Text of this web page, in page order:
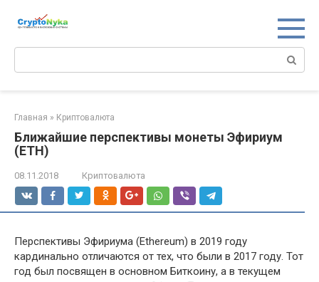
Главная » Криптовалюта
Ближайшие перспективы монеты Эфириум
(ETH)
08.11.2018 Криптовалюта
Перспективы Эфириума (Ethereum) в 2019 году
кардинально отличаются от тех, что были в 2017 году. Тот
год был посвящен в основном Биткоину, а в текущем